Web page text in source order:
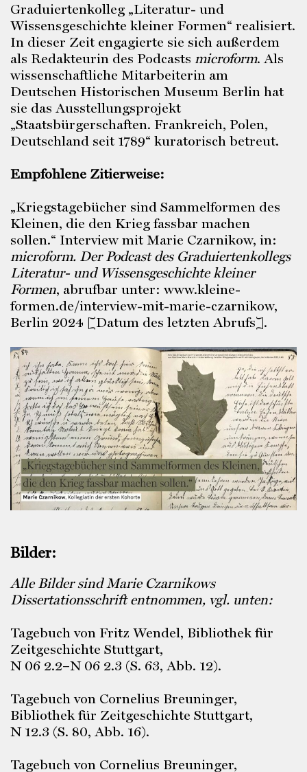
Graduiertenkolleg „Literatur- und
Wissensgeschichte kleiner Formen“ realisiert.
In dieser Zeit engagierte sie sich außerdem
als Redakteurin des Podcasts microform. Als
wissenschaftliche Mitarbeiterin am
Deutschen Historischen Museum Berlin hat
sie das Ausstellungsprojekt
„Staatsbürgerschaften. Frankreich, Polen,
Deutschland seit 1789“ kuratorisch betreut.
Empfohlene Zitierweise:
„Kriegstagebücher sind Sammelformen des
Kleinen, die den Krieg fassbar machen
sollen.“ Interview mit Marie Czarnikow, in:
microform. Der Podcast des Graduiertenkollegs
Literatur- und Wissensgeschichte kleiner
Formen, abrufbar unter: www.kleine-
formen.de/interview-mit-marie-czarnikow,
Berlin 2024 [Datum des letzten Abrufs].
Bilder:
Alle Bilder sind Marie Czarnikows
Dissertationsschrift entnommen, vgl. unten:
Tagebuch von Fritz Wendel, Bibliothek für
Zeitgeschichte Stuttgart,
N 06 2.2–N 06 2.3 (S. 63, Abb. 12).
Tagebuch von Cornelius Breuninger,
Bibliothek für Zeitgeschichte Stuttgart,
N 12.3 (S. 80, Abb. 16).
Tagebuch von Cornelius Breuninger,